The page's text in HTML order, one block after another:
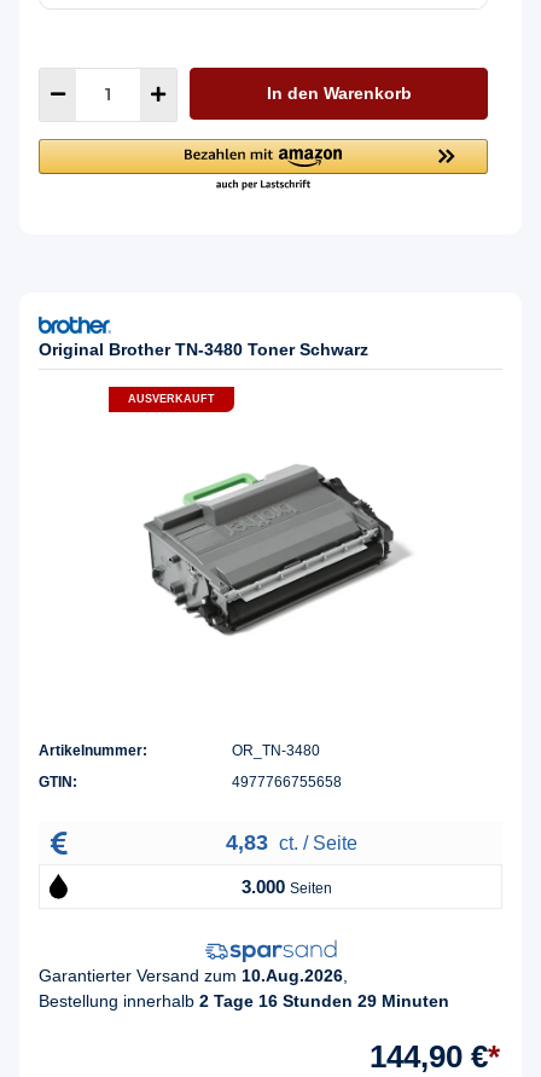
In den Warenkorb
Original Brother TN-3480 Toner Schwarz
AUSVERKAUFT
Artikelnummer:
OR_TN-3480
GTIN:
4977766755658
4,83 ct. / Seite
3.000 Seiten
Garantierter Versand zum 10.Aug.2026,
Bestellung innerhalb 2 Tage 16 Stunden 29 Minuten
144,90 €*